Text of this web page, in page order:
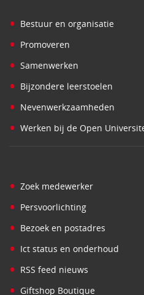
• Bestuur en organisatie
• Promoveren
• Samenwerken
• Bijzondere leerstoelen
• Nevenwerkzaamheden
• Werken bij de Open
• Zoek medewerker
• Persvoorlichting
• Bezoek en postadres
• Ict status en onderhoud
• RSS feed nieuws
• Giftshop Boutique